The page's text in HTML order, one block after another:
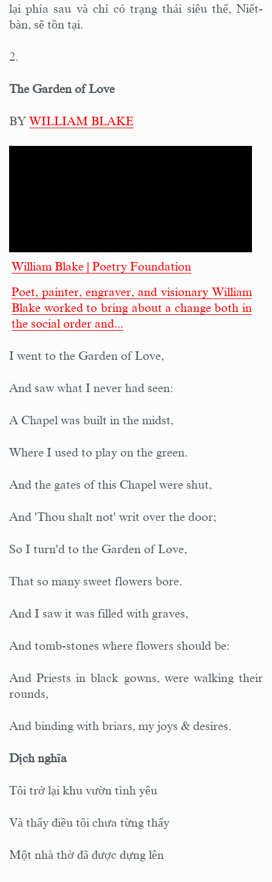
lại phía sau và chỉ có trạng thái siêu thế, Niết-
bàn, sẽ tồn tại.
2.
The Garden of Love
BYWILLIAM BLAKE
William Blake | Poetry Foundation
Poet, painter, engraver, and visionary William
Blake worked to bring about a change both in
the social order and...
I went to the Garden of Love,
And saw what I never had seen:
A Chapel was built in the midst,
Where I used to play on the green.
And the gates of this Chapel were shut,
And 'Thou shalt not' writ over the door;
So I turn'd to the Garden of Love,
That so many sweet flowers bore.
And I saw it was filled with graves,
And tomb-stones where flowers should be:
And Priests in black gowns, were walking their
rounds,
And binding with briars, my joys & desires.
Dịch nghĩa
Tôi trở lại khu vườn tình yêu
Và thấy điều tôi chưa từng thấy
Một nhà thờ đã được dựng lên